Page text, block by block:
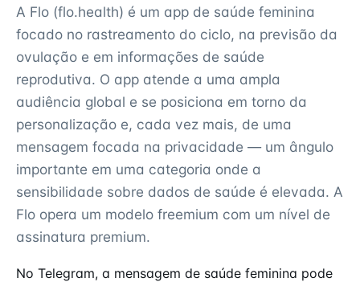
A Flo (flo.health) é um app de saúde feminina
focado no rastreamento do ciclo, na previsão da
ovulação e em informações de saúde
reprodutiva. O app atende a uma ampla
audiência global e se posiciona em torno da
personalização e, cada vez mais, de uma
mensagem focada na privacidade — um ângulo
importante em uma categoria onde a
sensibilidade sobre dados de saúde é elevada. A
Flo opera um modelo freemium com um nível de
assinatura premium.
No Telegram, a mensagem de saúde feminina pode